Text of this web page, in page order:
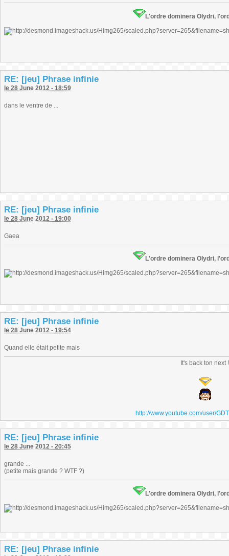
L'ordre dominera Olydri,
RE: [jeu] Phrase infinie
le 28 June 2012 - 18:59
dans le ventre de ...
RE: [jeu] Phrase infinie
le 28 June 2012 - 19:00
Gaea
L'ordre dominera Olydri,
RE: [jeu] Phrase infinie
le 28 June 2012 - 19:54
Quand elle était petite mais
It's back ton next !
http://www.youtube.com/user/
RE: [jeu] Phrase infinie
le 28 June 2012 - 20:45
grande ...
(petite mais grande ? WTF ?)
L'ordre dominera Olydri,
RE: [jeu] Phrase infinie